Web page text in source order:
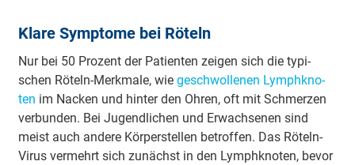
Klare Sy­mpto­me bei Röteln
Nur bei 50 Prozent der Pa­tie­nten zeigen sich die ty­pi­
schen Röteln-Me­rkma­le, wie ge­schwo­lle­nen Ly­mphkno­
ten im Nacken und hinter den Ohren, oft mit Schmerzen
ve­rbu­nden. Bei Ju­ge­ndli­chen und E­rwa­chse­nen sind
meist auch a­nde­re Kö­rpe­rste­llen be­tro­ffen. Das Röteln-
Virus vermehrt sich zunächst in den Ly­mphkno­ten, bevor